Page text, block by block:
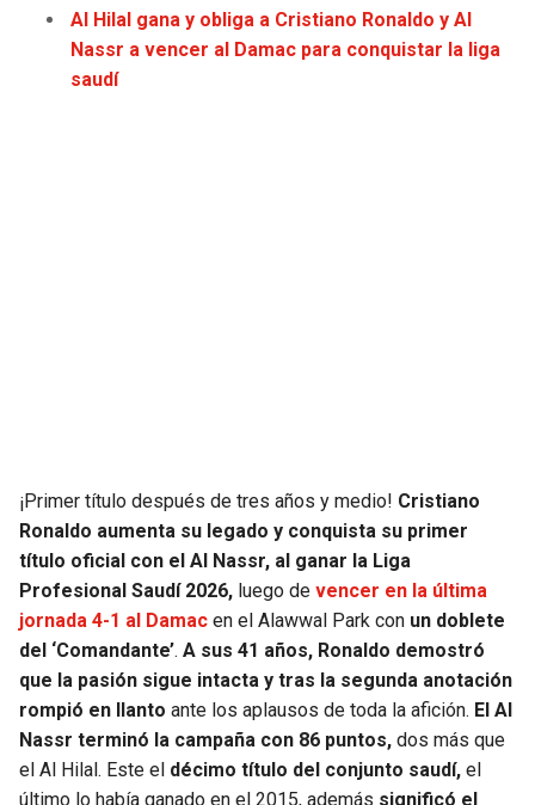
49ERS
SEAHAWKS
BEARS
LIONS
GRIZZLIES
PELICANS
SPURS
NUGGETS
Al Hilal gana y obliga a Cristiano Ronaldo y Al
Nassr a vencer al Damac para conquistar la liga
saudí
¡Primer título después de tres años y medio! Cristiano
Ronaldo aumenta su legado y conquista su primer
título oficial con el Al Nassr, al ganar la Liga
Profesional Saudí 2026, luego de vencer en la última
jornada 4-1 al Damac en el Alawwal Park con un doblete
del ‘Comandante’. A sus 41 años, Ronaldo demostró
que la pasión sigue intacta y tras la segunda anotación
rompió en llanto ante los aplausos de toda la afición. El Al
Nassr terminó la campaña con 86 puntos, dos más que
el Al Hilal. Este el décimo título del conjunto saudí, el
último lo había ganado en el 2015, además significó el